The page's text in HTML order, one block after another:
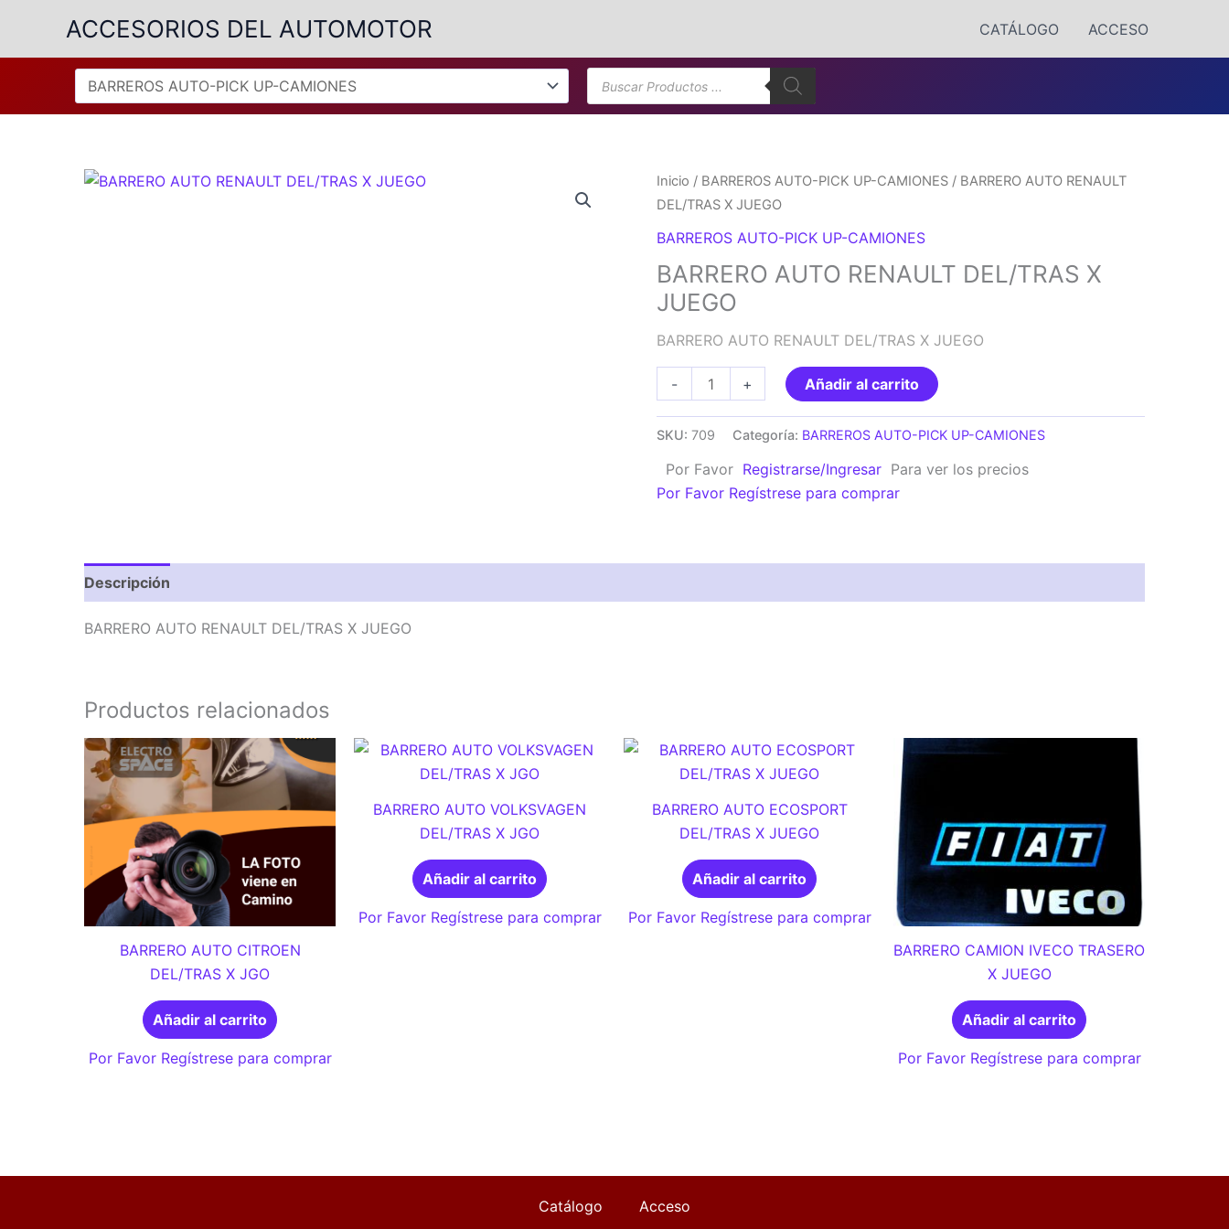
contenido
ACCESORIOS DEL AUTOMOTOR CATÁLOGO ACCESO
Búsqueda
de
productos
Inicio / BARREROS AUTO-PICK UP-CAMIONES / BARRERO AUTO RENAULT
DEL/TRAS X JUEGO
BARREROS AUTO-PICK UP-CAMIONES
BARRERO AUTO RENAULT DEL/TRAS X
JUEGO
BARRERO AUTO RENAULT DEL/TRAS X JUEGO
-
BARRERO
AUTO
JUEGO
+ Añadir al carrito
SKU:709 Categoría: BARREROS AUTO-PICK UP-CAMIONES
Por Favor Registrarse/Ingresar Para ver los precios
Por Favor Regístrese para comprar
Descripción
BARRERO AUTO RENAULT DEL/TRAS X JUEGO
Productos relacionados
BARRERO AUTO CITROEN
DEL/TRAS X JGO
Añadir al carrito
Por Favor Regístrese para comprar
BARRERO AUTO VOLKSVAGEN
DEL/TRAS X JGO
Añadir al carrito
Por Favor Regístrese para comprar
BARRERO AUTO ECOSPORT
DEL/TRAS X JUEGO
Añadir al carrito
Por Favor Regístrese para comprar
BARRERO CAMION IVECO TRASERO
X JUEGO
Añadir al carrito
Por Favor Regístrese para comprar
Catálogo Acceso